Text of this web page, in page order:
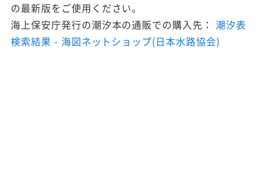
の最新版をご使用ください。
海上保安庁発行の潮汐本の通販での購入先：潮汐表
検索結果 - 海図ネットショップ(日本水路協会)